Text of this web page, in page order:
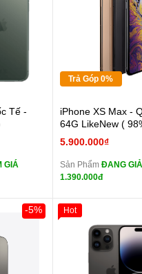
Tế -
GIÁ
Trả Góp 0%
iPhone XS Max -
64G LikeNew (
5.900.000₫
Sản Phẩm ĐANG
1.390.000đ
-5% Hot